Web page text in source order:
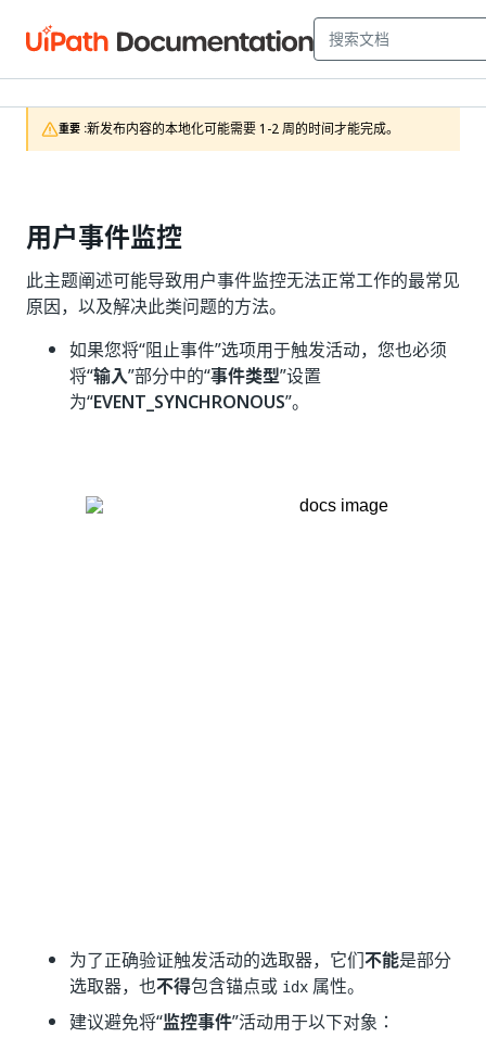
重要 :新发布内容的本地化可能需要 1-2 周的时间才能完成。
用户事件监控
此主题阐述可能导致用户事件监控无法正常工作的最常见
原因，以及解决此类问题的方法。
如果您将“阻止事件”选项用于触发活动，您也必须
将“输入”部分中的“事件类型”设置
为“EVENT_SYNCHRONOUS”。
为了正确验证触发活动的选取器，它们不能是部分
选取器，也不得包含锚点或 idx 属性。
建议避免将“监控事件”活动用于以下对象：